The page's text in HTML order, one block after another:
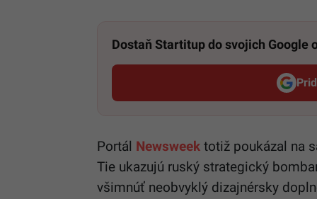
Dostaň Startitup do svojich Google
Portál Newsweek totiž poukázal na
Tie ukazujú ruský strategický
všimnúť neobvyklý dizajnérsky